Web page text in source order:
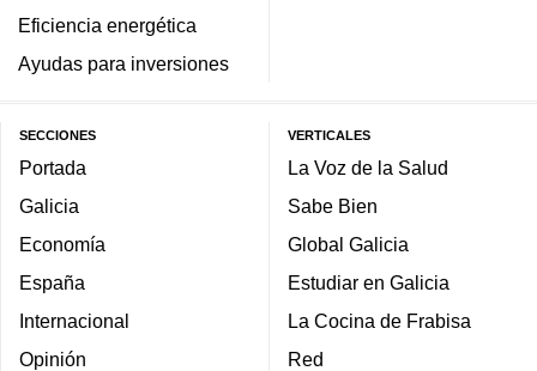
Eficiencia energética
Ayudas para inversiones
SECCIONES
Portada
Galicia
Economía
España
Internacional
Opinión
VERTICALES
La Voz de la Salud
Sabe Bien
Global Galicia
Estudiar en Galicia
La Cocina de Frabisa
Red